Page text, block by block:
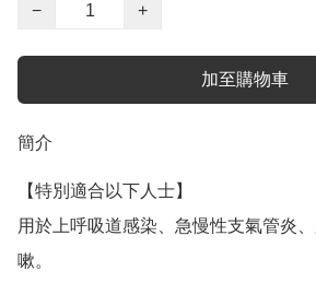
−
+
加至購物車
簡介
【特別適合以下人士】
用於上呼吸道感染、急慢性支氣管炎
嗽。